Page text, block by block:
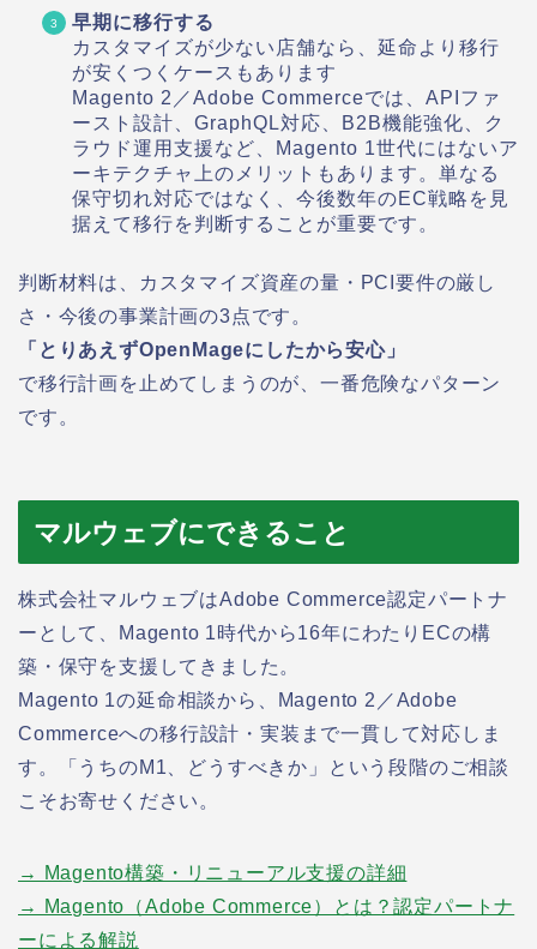
早期に移行する
カスタマイズが少ない店舗なら、延命より移行
が安くつくケースもあります
Magento 2／Adobe Commerceでは、APIファ
ースト設計、GraphQL対応、B2B機能強化、ク
ラウド運用支援など、Magento 1世代にはないア
ーキテクチャ上のメリットもあります。単なる
保守切れ対応ではなく、今後数年のEC戦略を見
据えて移行を判断することが重要です。
判断材料は、カスタマイズ資産の量・PCI要件の厳し
さ・今後の事業計画の3点です。
「とりあえずOpenMageにしたから安心」
で移行計画を止めてしまうのが、一番危険なパターン
です。
マルウェブにできること
株式会社マルウェブはAdobe Commerce認定パートナ
ーとして、Magento 1時代から16年にわたりECの構
築・保守を支援してきました。
Magento 1の延命相談から、Magento 2／Adobe
Commerceへの移行設計・実装まで一貫して対応しま
す。「うちのM1、どうすべきか」という段階のご相談
こそお寄せください。
→ Magento構築・リニューアル支援の詳細
→ Magento（Adobe Commerce）とは？認定パートナ
ーによる解説